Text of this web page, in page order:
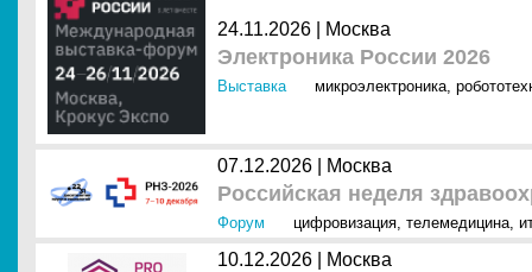
24.11.2026 | Москва
Электроника России 2026
Выставка микроэлектроника,
07.12.2026 | Москва
Российская неделя
Форум цифровизация, телемедицина,
10.12.2026 | Москва